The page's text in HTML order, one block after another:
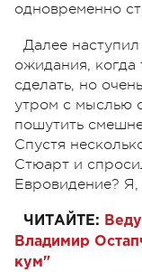
одновременно
Далее
ожидания,
сделать, но
утром с мыслью
пошутить
Спустя
Стюарт и
Евровидение? Я,
ЧИТАЙТЕ:
Владимир
кум"